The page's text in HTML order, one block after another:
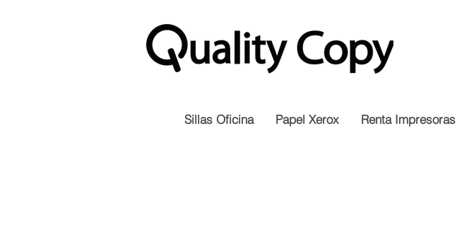
Sillas Oficina Papel Xerox Renta Impresoras